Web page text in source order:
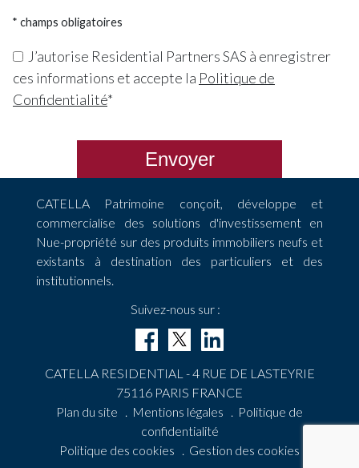
* champs obligatoires
J’autorise Residential Partners SAS à enregistrer
ces informations et accepte la Politique de
Confidentialité*
Envoyer
CATELLA Patrimoine conçoit, développe et
commercialise des solutions d'investissement en
Nue-propriété sur des produits immobiliers neufs et
existants à destination des particuliers et des
institutionnels.
Suivez-nous sur :
CATELLA RESIDENTIAL - 4 RUE DE LASTEYRIE
75116 PARIS FRANCE
Plan du site . Mentions légales . Politique de
confidentialité
Politique des cookies . Gestion des cookies